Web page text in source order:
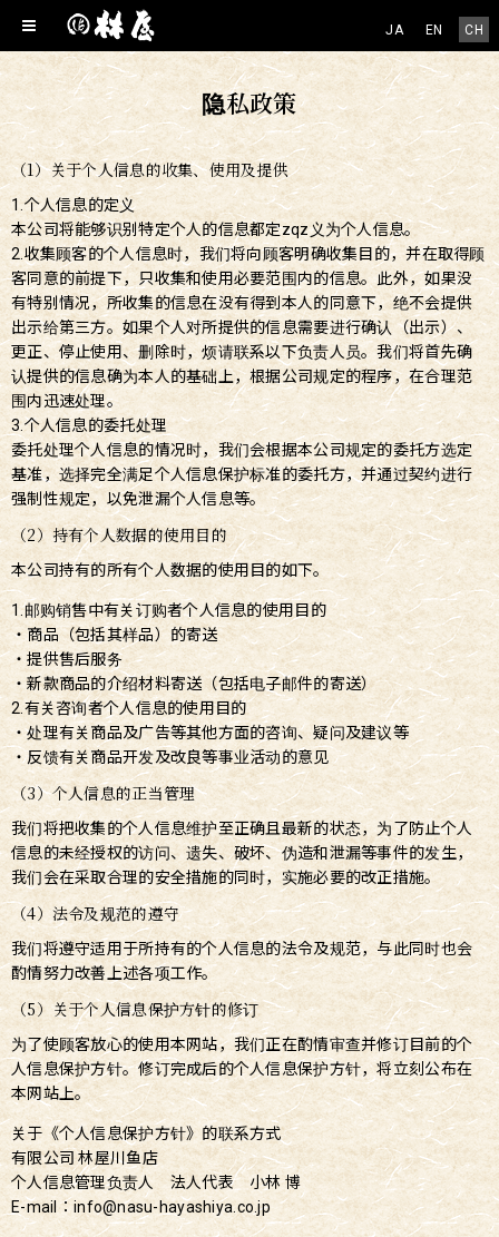
JA EN CH
隐私政策
（1）关于个人信息的收集、使用及提供
1.个人信息的定义
本公司将能够识别特定个人的信息都定zqz义为个人信息。
2.收集顾客的个人信息时，我们将向顾客明确收集目的，并在取得顾
客同意的前提下，只收集和使用必要范围内的信息。此外，如果没
有特别情况，所收集的信息在没有得到本人的同意下，绝不会提供
出示给第三方。如果个人对所提供的信息需要进行确认（出示）、
更正、停止使用、删除时，烦请联系以下负责人员。我们将首先确
认提供的信息确为本人的基础上，根据公司规定的程序，在合理范
围内迅速处理。
3.个人信息的委托处理
委托处理个人信息的情况时，我们会根据本公司规定的委托方选定
基准，选择完全满足个人信息保护标准的委托方，并通过契约进行
强制性规定，以免泄漏个人信息等。
（2）持有个人数据的使用目的
本公司持有的所有个人数据的使用目的如下。
1.邮购销售中有关订购者个人信息的使用目的
・商品（包括其样品）的寄送
・提供售后服务
・新款商品的介绍材料寄送（包括电子邮件的寄送）
2.有关咨询者个人信息的使用目的
・处理有关商品及广告等其他方面的咨询、疑问及建议等
・反馈有关商品开发及改良等事业活动的意见
（3）个人信息的正当管理
我们将把收集的个人信息维护至正确且最新的状态，为了防止个人
信息的未经授权的访问、遗失、破坏、伪造和泄漏等事件的发生，
我们会在采取合理的安全措施的同时，实施必要的改正措施。
（4）法令及规范的遵守
我们将遵守适用于所持有的个人信息的法令及规范，与此同时也会
酌情努力改善上述各项工作。
（5）关于个人信息保护方针的修订
为了使顾客放心的使用本网站，我们正在酌情审查并修订目前的个
人信息保护方针。修订完成后的个人信息保护方针，将立刻公布在
本网站上。
关于《个人信息保护方针》的联系方式
有限公司 林屋川鱼店
个人信息管理负责人 法人代表 小林 博
E-mail：info@nasu-hayashiya.co.jp